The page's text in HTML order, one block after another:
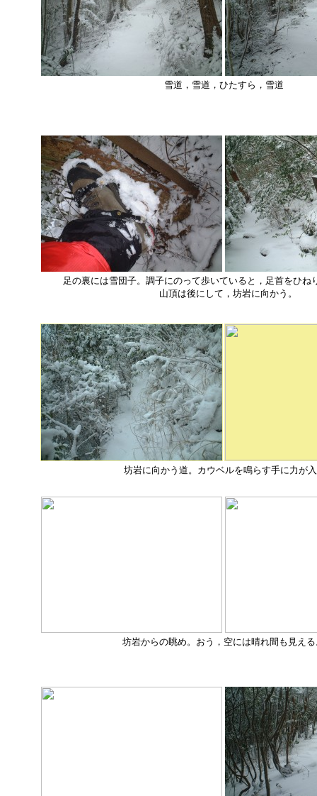
雪道，雪道，ひたすら，雪道
足の裏には雪団子。調子にのって歩いていると，足首をひ
山頂は後にして，坊岩に向かう。
坊岩に向かう道。カウベルを鳴らす手に力が
坊岩からの眺め。おう，空には晴れ間も見え